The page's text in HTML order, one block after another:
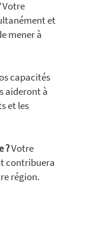
Votre
et
mener à
capacités
aideront à
et les
?Votre
contribuera
région.